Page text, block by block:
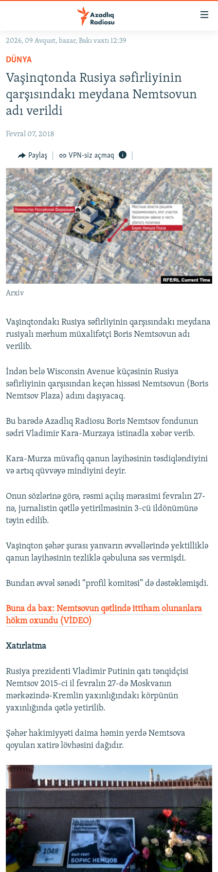
Əsas
qayıt
Əsas
naviqasiyaya
qayıt
Axtarışa
KORRUPSIOMETR
#ƏSLINDƏ
QANUNI DOĞRU
ARAŞDIRMA
MULTIMEDIA
VIDEO
FOTOQALEREYA
İNFOQRAFIKA
KARIKATURA
RADIO ARXIV
OXU ZALI
AZƏRBAYCAN ƏDƏBIYYATI KITABXANASI
İSLAM VƏ DEMOKRATIYA
İZ - MƏDƏNIYYƏT PROQRAMI
HAQQIMIZDA
MISSIYAMIZ
PEŞƏ ETIKASI VƏ JURNALISTIKA STANDARTLARIMIZ
MATERIALLARIMIZDAN ISTIFADƏ
AZADLIQRADIOSU MOBIL TELEFONUNUZDA
BIZIMLƏ ƏLAQƏ
BIZI IZLƏ
RFE/RL-in bütün saytları
2026, 09 Avqust, bazar, Bakı vaxtı 12:39
DÜNYA
Vaşinqtonda Rusiya səfirliyinin
qarşısındakı meydana Nemtsovun
adı verildi
Fevral 07, 2018
Paylaş VPN-siz açmaq
Arxiv
Vaşinqtondakı Rusiya səfirliyinin qarşısındakı meydana
rusiyalı mərhum müxalifətçi Boris Nemtsovun adı
verilib.
İndən belə Wisconsin Avenue küçəsinin Rusiya
səfirliyinin qarşısından keçən hissəsi Nemtsovun (Boris
Nemtsov Plaza) adını daşıyacaq.
Bu barədə Azadlıq Radiosu Boris Nemtsov fondunun
sədri Vladimir Kara-Murzaya istinadla xəbər verib.
Kara-Murza müvafiq qanun layihəsinin təsdiqləndiyini
və artıq qüvvəyə mindiyini deyir.
Onun sözlərinə görə, rəsmi açılış mərasimi fevralın 27-
nə, jurnalistin qətllə yetirilməsinin 3-cü ildönümünə
təyin edilib.
Vaşinqton şəhər şurası yanvarın əvvəllərində yektilliklə
qanun layihəsinin tezliklə qəbuluna səs vermişdi.
Bundan əvvəl sənədi “profil komitəsi” də dəstəkləmişdi.
Buna da bax: Nemtsovun qətlində ittiham olunanlara
hökm oxundu (VİDEO)
Xatırlatma
Rusiya prezidenti Vladimir Putinin qatı tənqidçisi
Nemtsov 2015-ci il fevralın 27-də Moskvanın
mərkəzində-Kremlin yaxınlığındakı körpünün
yaxınlığında qətlə yetirilib.
Şəhər hakimiyyəti daima həmin yerdə Nemtsova
qoyulan xatirə lövhəsini dağıdır.